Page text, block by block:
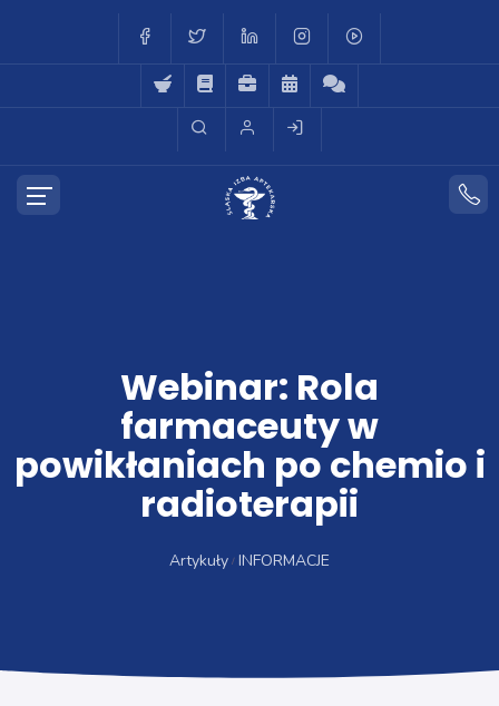
Webinar: Rola
farmaceuty w
powikłaniach po chemio i
radioterapii
Artykuły INFORMACJE